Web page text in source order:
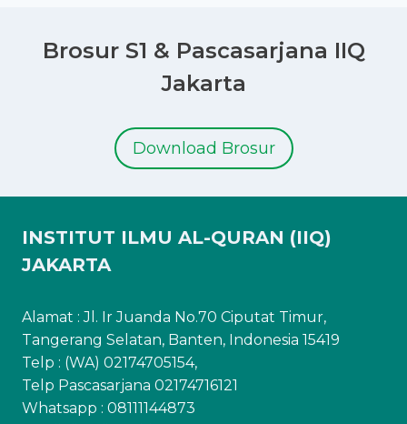
Brosur S1 & Pascasarjana IIQ
Jakarta
Download Brosur
INSTITUT ILMU AL-QURAN (IIQ)
JAKARTA
Alamat : Jl. Ir Juanda No.70 Ciputat Timur,
Tangerang Selatan, Banten, Indonesia 15419
Telp : (WA) 02174705154,
Telp Pascasarjana 02174716121
Whatsapp : 08111144873